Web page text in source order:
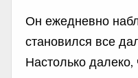
Он ежедневно
становился все
Настолько далеко,